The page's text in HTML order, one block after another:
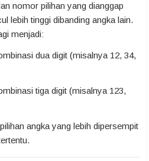
nomor pilihan yang dianggap
lebih tinggi dibanding angka lain.
menjadi:
dua digit (misalnya 12, 34,
tiga digit (misalnya 123,
angka yang lebih dipersempit